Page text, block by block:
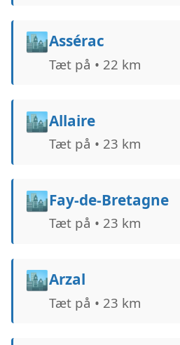
🏙️Assérac
Tæt på • 22 km
🏙️Allaire
Tæt på • 23 km
🏙️Fay-de-Bretagne
Tæt på • 23 km
🏙️Arzal
Tæt på • 23 km